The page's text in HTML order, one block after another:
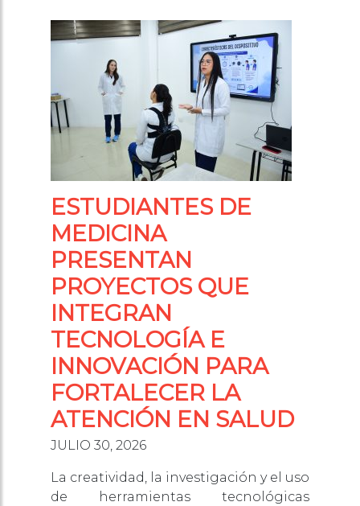
ESTUDIANTES DE
MEDICINA
PRESENTAN
PROYECTOS QUE
INTEGRAN
TECNOLOGÍA E
INNOVACIÓN PARA
FORTALECER LA
ATENCIÓN EN SALUD
JULIO 30, 2026
La creatividad, la investigación y el uso
de herramientas tecnológicas